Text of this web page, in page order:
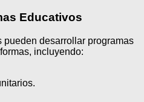
Educativos
desarrollar programas
incluyendo: